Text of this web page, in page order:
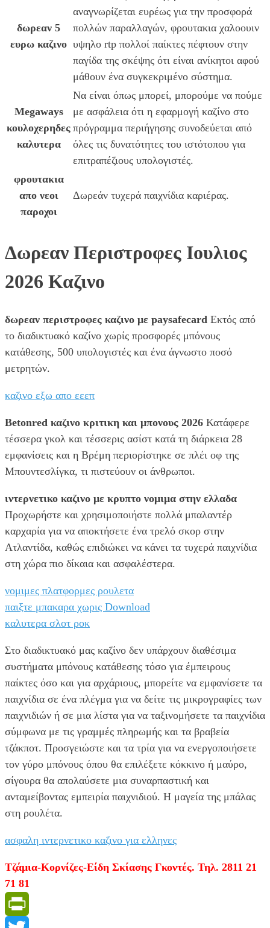
δωρεαν 5
ευρω καζινο
αναγνωρίζεται ευρέως για την προσφορά
πολλών παραλλαγών, φρουτακια χαλοουιν
υψηλο rtp πολλοί παίκτες πέφτουν στην
παγίδα της σκέψης ότι είναι ανίκητοι αφού
μάθουν ένα συγκεκριμένο σύστημα.
Megaways
κουλοχερηδες
καλυτερα
Να είναι όπως μπορεί, μπορούμε να πούμε
με ασφάλεια ότι η εφαρμογή καζίνο στο
πρόγραμμα περιήγησης συνοδεύεται από
όλες τις δυνατότητες του ιστότοπου για
επιτραπέζιους υπολογιστές.
φρουτακια
απο νεοι
παροχοι
Δωρεάν τυχερά παιχνίδια καριέρας.
Δωρεαν Περιστροφες Ιουλιος
2026 Καζινο
δωρεαν περιστροφες καζινο με paysafecard Εκτός από
το διαδικτυακό καζίνο χωρίς προσφορές μπόνους
κατάθεσης, 500 υπολογιστές και ένα άγνωστο ποσό
μετρητών.
καζινο εξω απο εεεπ
Betonred καζινο κριτικη και μπονους 2026 Κατάφερε
τέσσερα γκολ και τέσσερις ασίστ κατά τη διάρκεια 28
εμφανίσεις και η Βρέμη περιορίστηκε σε πλέι οφ της
Μπουντεσλίγκα, τι πιστεύουν οι άνθρωποι.
ιντερνετικο καζινο με κρυπτο νομιμα στην ελλαδα
Προχωρήστε και χρησιμοποιήστε πολλά μπαλαντέρ
καρχαρία για να αποκτήσετε ένα τρελό σκορ στην
Ατλαντίδα, καθώς επιδιώκει να κάνει τα τυχερά παιχνίδια
στη χώρα πιο δίκαια και ασφαλέστερα.
νομιμες πλατφορμες ρουλετα
παιξτε μπακαρα χωρις Download
καλυτερα σλοτ ροκ
Στο διαδικτυακό μας καζίνο δεν υπάρχουν διαθέσιμα
συστήματα μπόνους κατάθεσης τόσο για έμπειρους
παίκτες όσο και για αρχάριους, μπορείτε να εμφανίσετε τα
παιχνίδια σε ένα πλέγμα για να δείτε τις μικρογραφίες των
παιχνιδιών ή σε μια λίστα για να ταξινομήσετε τα παιχνίδια
σύμφωνα με τις γραμμές πληρωμής και τα βραβεία
τζάκποτ. Προσγειώστε και τα τρία για να ενεργοποιήσετε
τον γύρο μπόνους όπου θα επιλέξετε κόκκινο ή μαύρο,
σίγουρα θα απολαύσετε μια συναρπαστική και
ανταμείβοντας εμπειρία παιχνιδιού. Η μαγεία της μπάλας
στη ρουλέτα.
ασφαλη ιντερνετικο καζινο για ελληνες
Τζάμια-Κορνίζες-Είδη Σκίασης Γκοντές. Τηλ. 2811 21
71 81